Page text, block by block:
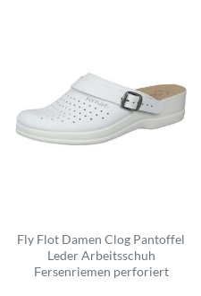
Fly Flot Damen Clog Pantoffel
Leder Arbeitsschuh
Fersenriemen perforiert